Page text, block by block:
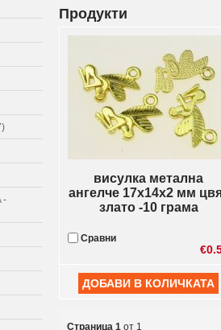
-
Продукти
висулка метална
ангелче 17х14х2 мм
злато -10 грама
Сравни
Страница 1 от 1